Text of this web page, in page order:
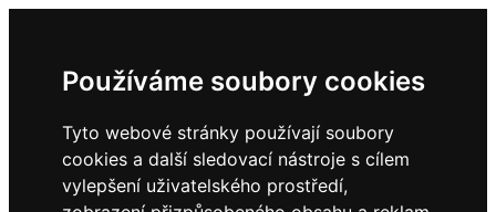
Používáme soubory cookies
Tyto webové stránky používají soubory
cookies a další sledovací nástroje s cílem
vylepšení uživatelského prostředí,